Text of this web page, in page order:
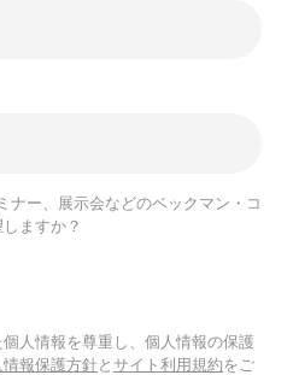
ナー、展示会などのベックマン・コ
ますか？
人情報を尊重し、個人情報の保護
情報保護方針と サイト利用規約をご